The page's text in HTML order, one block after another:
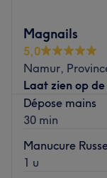
Magnails
5,0
Namur,
Laat zien op
Dépose mains
30 min
Manucure
1 u